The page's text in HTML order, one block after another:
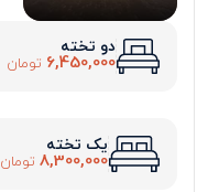
دو تخته
6,450,000 تومان
یک تخته
8,300,000 تومان